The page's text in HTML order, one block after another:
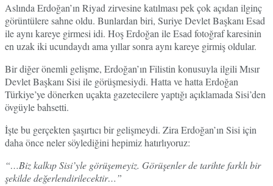
Aslında Erdoğan’ın Riyad zirvesine katılması pek çok açıdan ilginç
görüntülere sahne oldu. Bunlardan biri, Suriye Devlet Başkanı Esad
ile aynı kareye girmesi idi. Hoş Erdoğan ile Esad fotoğraf karesinin
en uzak iki ucundaydı ama yıllar sonra aynı kareye girmiş oldular.
Bir diğer önemli gelişme, Erdoğan’ın Filistin konusuyla ilgili Mısır
Devlet Başkanı Sisi ile görüşmesiydi. Hatta ve hatta Erdoğan
Türkiye’ye dönerken uçakta gazetecilere yaptığı açıklamada Sisi’den
övgüyle bahsetti.
İşte bu gerçekten şaşırtıcı bir gelişmeydi. Zira Erdoğan’ın Sisi için
daha önce neler söylediğini hepimiz hatırlıyoruz:
“…Biz kalkıp Sisi’yle görüşemeyiz. Görüşenler de tarihte farklı bir
şekilde değerlendirilecektir…”